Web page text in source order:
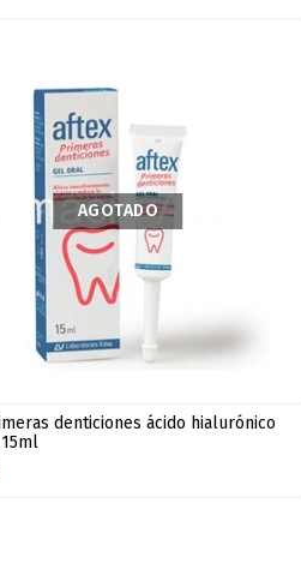
AGOTADO
denticiones ácido hialurónico